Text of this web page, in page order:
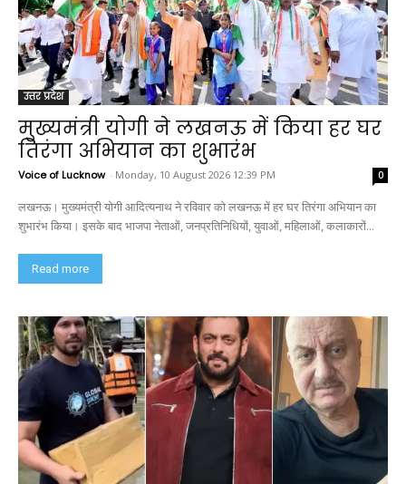
उत्तर प्रदेश
मुख्यमंत्री योगी ने लखनऊ में किया हर घर
तिरंगा अभियान का शुभारंभ
Voice of Lucknow - Monday, 10 August 2026 12:39 PM 0
लखनऊ। मुख्यमंत्री योगी आदित्यनाथ ने रविवार को लखनऊ में हर घर तिरंगा अभियान का
शुभारंभ किया। इसके बाद भाजपा नेताओं, जनप्रतिनिधियों, युवाओं, महिलाओं, कलाकारों...
Read more